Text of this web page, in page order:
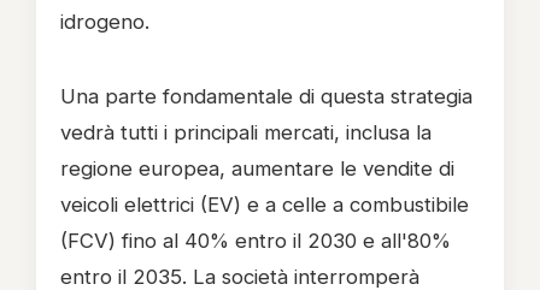
idrogeno.
Una parte fondamentale di questa strategia
vedrà tutti i principali mercati, inclusa la
regione europea, aumentare le vendite di
veicoli elettrici (EV) e a celle a combustibile
(FCV) fino al 40% entro il 2030 e all'80%
entro il 2035. La società interromperà